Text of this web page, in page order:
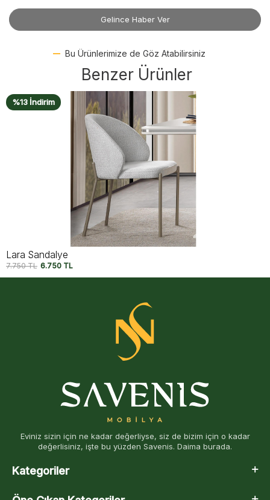
Gelince Haber Ver
Bu Ürünlerimize de Göz Atabilirsiniz
Benzer Ürünler
%13 İndirim
Lara Sandalye
7.750TL 6.750 TL
Eviniz sizin için ne kadar değerliyse, siz de bizim için o kadar
değerlisiniz, işte bu yüzden Savenis. Daima burada.
Kategoriler